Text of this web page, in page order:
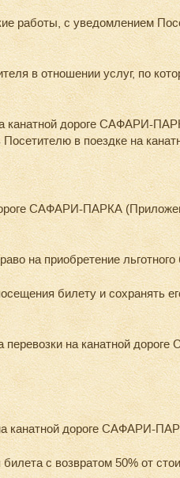
работы, с уведомлением
в отношении услуг, по
канатной дороге САФАРИ-
в поездке на
САФАРИ-ПАРКА
на приобретение льготного
билету и сохранять
перевозки на канатной
канатной дороге САФАРИ-
с возвратом 50% от